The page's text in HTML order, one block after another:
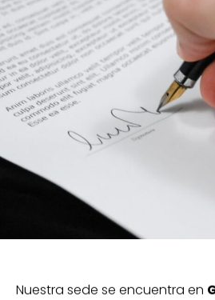
Nuestra sede se encuentra en